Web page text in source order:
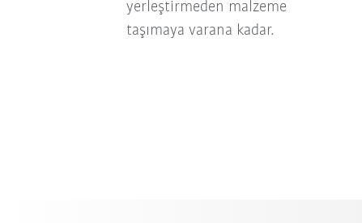
yerleştirmeden malzeme
taşımaya varana kadar.